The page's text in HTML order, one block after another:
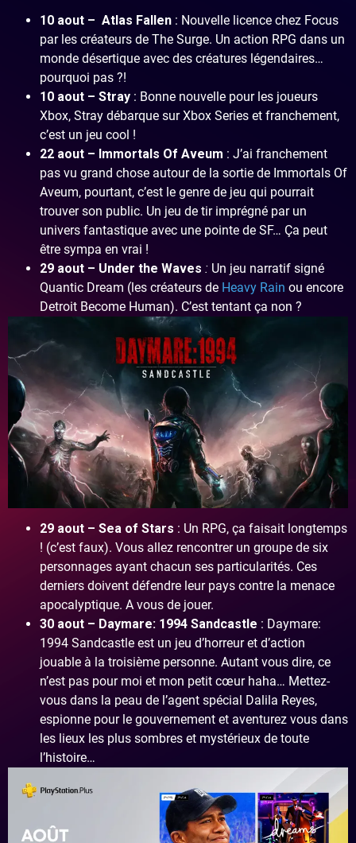
10 aout – Atlas Fallen : Nouvelle licence chez Focus
par les créateurs de The Surge. Un action RPG dans un
monde désertique avec des créatures légendaires…
pourquoi pas ?!
10 aout – Stray : Bonne nouvelle pour les joueurs
Xbox, Stray débarque sur Xbox Series et franchement,
c’est un jeu cool !
22 aout – Immortals Of Aveum : J’ai franchement
pas vu grand chose autour de la sortie de Immortals Of
Aveum, pourtant, c’est le genre de jeu qui pourrait
trouver son public. Un jeu de tir imprégné par un
univers fantastique avec une pointe de SF… Ça peut
être sympa en vrai !
29 aout – Under the Waves : Un jeu narratif signé
Quantic Dream (les créateurs de Heavy Rain ou encore
Detroit Become Human). C’est tentant ça non ?
29 aout – Sea of Stars : Un RPG, ça faisait longtemps
! (c’est faux). Vous allez rencontrer un groupe de six
personnages ayant chacun ses particularités. Ces
derniers doivent défendre leur pays contre la menace
apocalyptique. A vous de jouer.
30 aout – Daymare: 1994 Sandcastle : Daymare:
1994 Sandcastle est un jeu d’horreur et d’action
jouable à la troisième personne. Autant vous dire, ce
n’est pas pour moi et mon petit cœur haha… Mettez-
vous dans la peau de l’agent spécial Dalila Reyes,
espionne pour le gouvernement et aventurez vous dans
les lieux les plus sombres et mystérieux de toute
l’histoire…